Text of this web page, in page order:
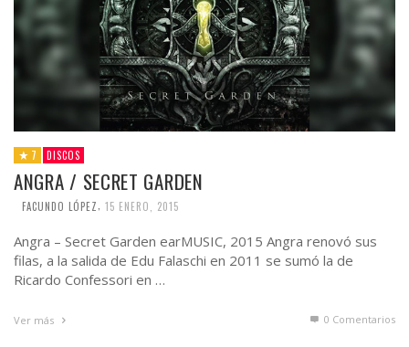
7 DISCOS
ANGRA / SECRET GARDEN
FACUNDO LÓPEZ 15 ENERO, 2015
Angra – Secret Garden earMUSIC, 2015 Angra renovó sus
filas, a la salida de Edu Falaschi en 2011 se sumó la de
Ricardo Confessori en …
Ver más 0 Comentarios